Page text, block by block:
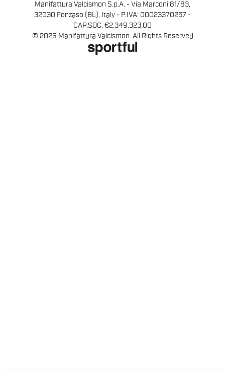
Manifattura Valcismon S.p.A. - Via Marconi 81/83,
32030 Fonzaso (BL), Italy - P.IVA: 00023370257 -
CAP.SOC. €2.349.323,00
© 2026 Manifattura Valcismon. All Rights Reserved